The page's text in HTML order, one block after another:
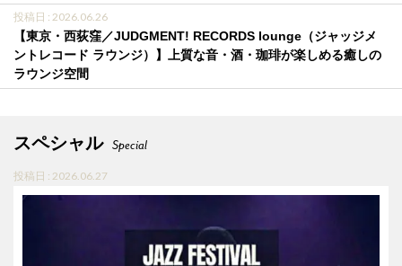
投稿日 : 2026.06.26
【東京・西荻窪／JUDGMENT! RECORDS lounge（ジャッジメ
ントレコード ラウンジ）】上質な音・酒・珈琲が楽しめる癒しの
ラウンジ空間
スペシャル Special
投稿日 : 2026.06.27